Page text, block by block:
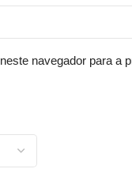
navegador para a